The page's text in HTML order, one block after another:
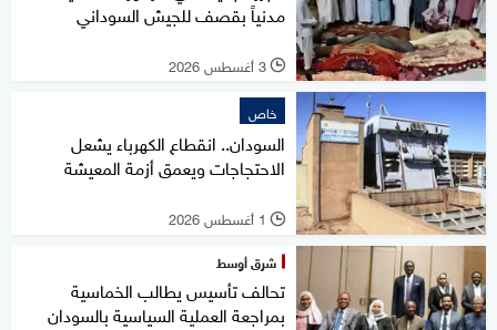
مدنياً بقصف للجيش السوداني
l 3 أغسطس 2026
خاص
السودان.. انقطاع الكهرباء يشعل
الاحتجاجات ويعمق أزمة المعيشة
l 1 أغسطس 2026
شرق أوسط
تحالف تأسيس يطالب الخماسية
بمراجعة العملية السياسية بالسودان